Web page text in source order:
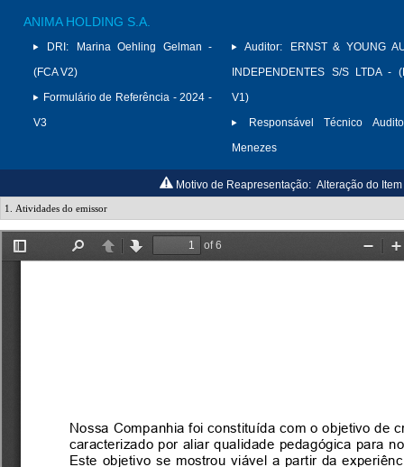
ANIMA HOLDING S.A.
DRI:
Marina Oehling Gelman -
(FCA V2)
Formulário de Referência - 2024 -
V3
Auditor:
ERNST & YOUNG
INDEPENDENTES S/S LTDA -
V1)
Responsável Técnico
Menezes
Motivo de Reapresentação: Alteração do